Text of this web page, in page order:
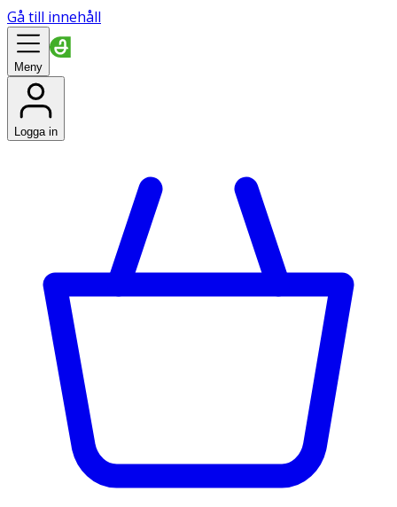
Gå till innehåll
Meny
Logga in